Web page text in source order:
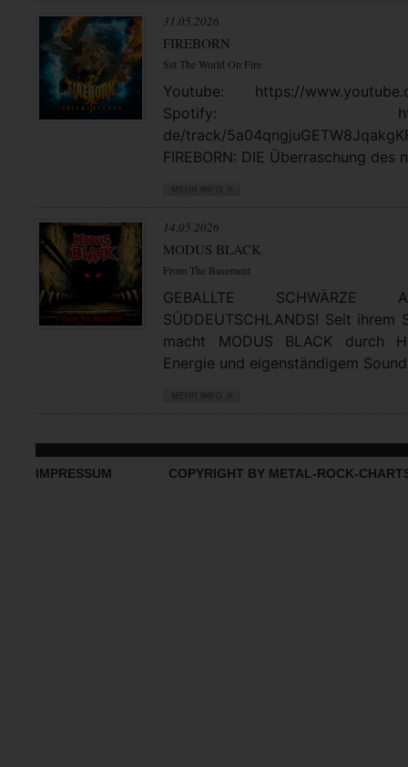
31.05.2026
FIREBORN
Set The World On Fire
Youtube: https://
Spotify: https://
de/track/
FIREBORN: DIE Überraschung des
14.05.2026
MODUS BLACK
From The Basement
GEBALLTE
SÜDDEUTSCHLANDS! Seit
macht MODUS BLACK durch
Energie und eigenständigem
IMPRESSUM COPYRIGHT BY METAL-ROCK-